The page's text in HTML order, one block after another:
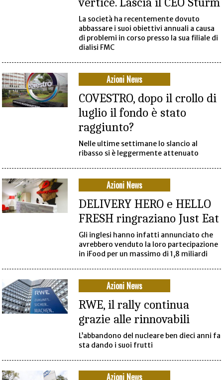
La società ha recentemente dovuto
abbassare i suoi obiettivi annuali a causa
di problemi in corso presso la sua filiale di
dialisi FMC
Azioni News
COVESTRO, dopo il crollo di
luglio il fondo è stato
raggiunto?
Nelle ultime settimane lo slancio al
ribasso si è leggermente attenuato
Azioni News
DELIVERY HERO e HELLO
FRESH ringraziano Just Eat
Gli inglesi hanno infatti annunciato che
avrebbero venduto la loro partecipazione
in iFood per un massimo di 1,8 miliardi
Azioni News
RWE, il rally continua
grazie alle rinnovabili
L’abbandono del nucleare ben dieci anni fa
sta dando i suoi frutti
Azioni News